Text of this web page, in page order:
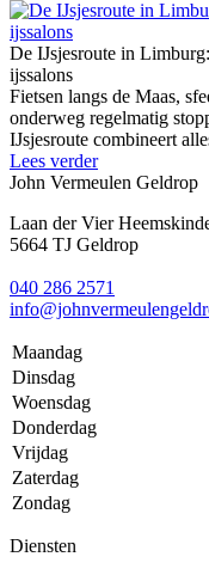
De IJsjesroute in
ijssalons
Fietsen langs de Maas,
onderweg regelmatig
IJsjesroute combineert
Lees verder
John Vermeulen Geldrop
Laan der Vier
5664 TJ Geldrop
040 286 2571
Maandag
Dinsdag
Woensdag
Donderdag
Vrijdag
Zaterdag
Zondag
Diensten